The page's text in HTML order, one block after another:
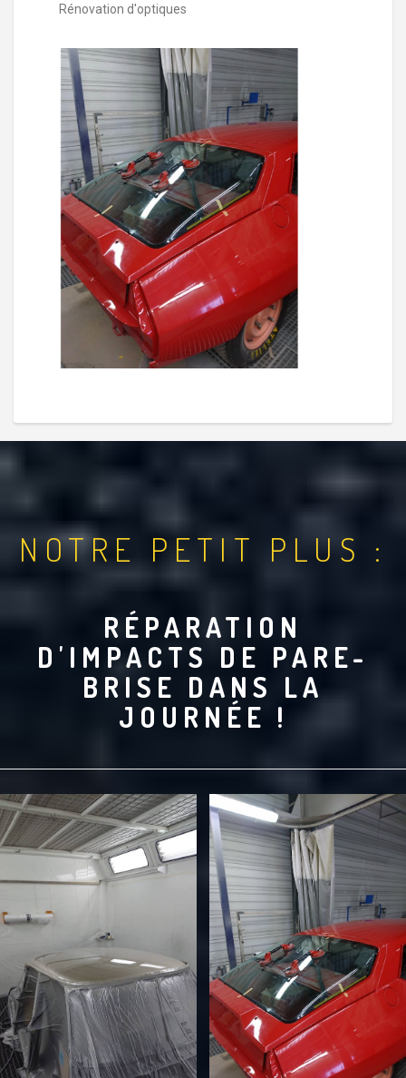
Rénovation d'optiques
NOTRE PETIT PLUS :
RÉPARATION
D'IMPACTS DE PARE-
BRISE DANS LA
JOURNÉE !